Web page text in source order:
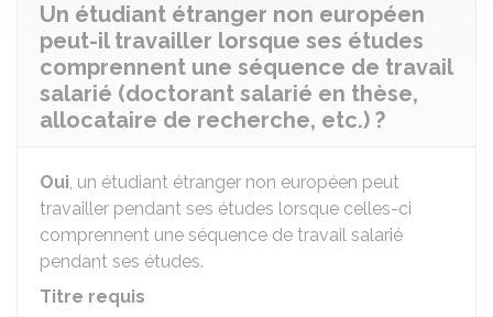
Un étudiant étranger non européen
peut-il travailler lorsque ses études
comprennent une séquence de travail
salarié (doctorant salarié en thèse,
allocataire de recherche, etc.) ?
Oui, un étudiant étranger non européen peut
travailler pendant ses études lorsque celles-ci
comprennent une séquence de travail salarié
pendant ses études.
Titre requis